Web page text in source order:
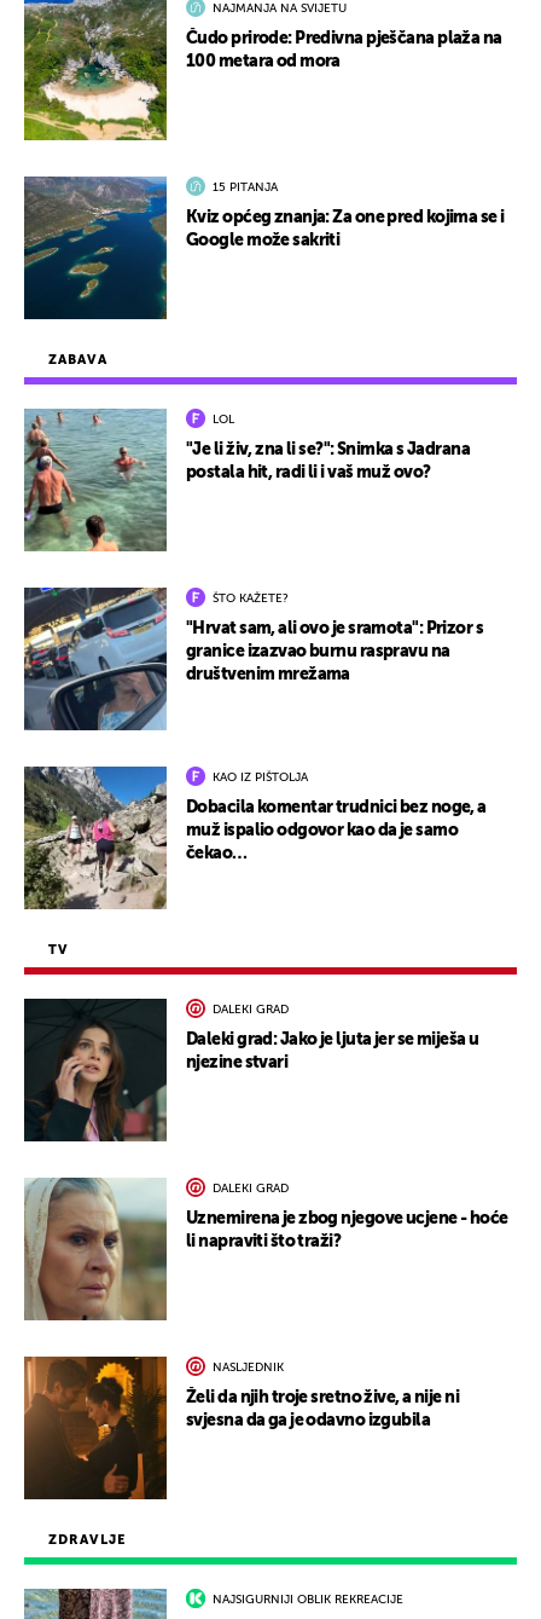
ZDRAVLJE
NAJSIGURNIJI OBLIK REKREACIJE
ZABAVA
LOL
"Je li živ, zna li se?": Snimka s Jadrana
postala hit, radi li i vaš muž ovo?
ŠTO KAŽETE?
"Hrvat sam, ali ovo je sramota": Prizor s
granice izazvao burnu raspravu na
društvenim mrežama
KAO IZ PIŠTOLJA
Dobacila komentar trudnici bez noge, a
muž ispalio odgovor kao da je samo
čekao…
TV
DALEKI GRAD
Daleki grad: Jako je ljuta jer se miješa u
njezine stvari
DALEKI GRAD
Uznemirena je zbog njegove ucjene - hoće
li napraviti što traži?
NASLJEDNIK
Želi da njih troje sretno žive, a nije ni
svjesna da ga je odavno izgubila
NAJMANJA NA SVIJETU
Čudo prirode: Predivna pješčana plaža na
100 metara od mora
15 PITANJA
Kviz općeg znanja: Za one pred kojima se i
Google može sakriti